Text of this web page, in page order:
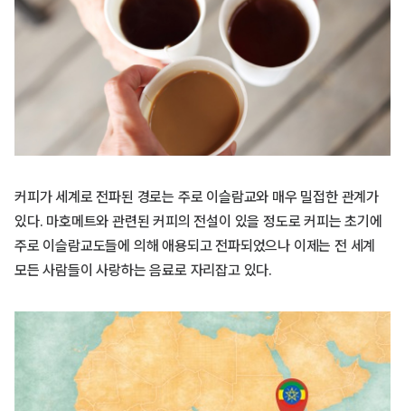
커피가 세계로 전파된 경로는 주로 이슬람교와 매우 밀접한 관계가
있다. 마호메트와 관련된 커피의 전설이 있을 정도로 커피는 초기에
주로 이슬람교도들에 의해 애용되고 전파되었으나 이제는 전 세계
모든 사람들이 사랑하는 음료로 자리잡고 있다.